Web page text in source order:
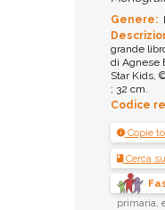
Genere:
grande
di Agnese
Star Kids,
; 32 cm.
Codice
Copie
Cerca
primaria,